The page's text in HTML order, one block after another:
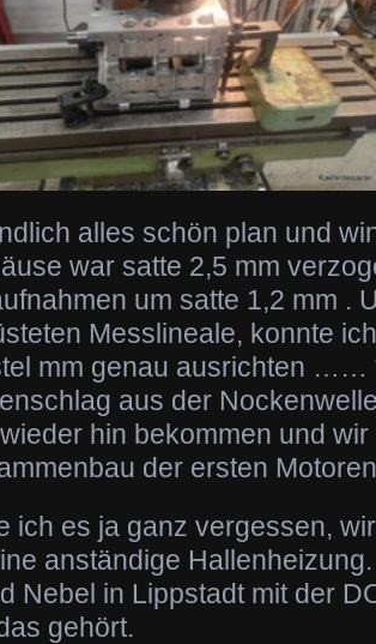
alles schön plan und
war satte 2,5 mm
um satte 1,2 mm .
Messlineale, konnte
mm genau ausrichten ……
aus der
hin bekommen und
der ersten
ich es ja ganz vergessen,
anständige
Nebel in Lippstadt mit der
gehört.